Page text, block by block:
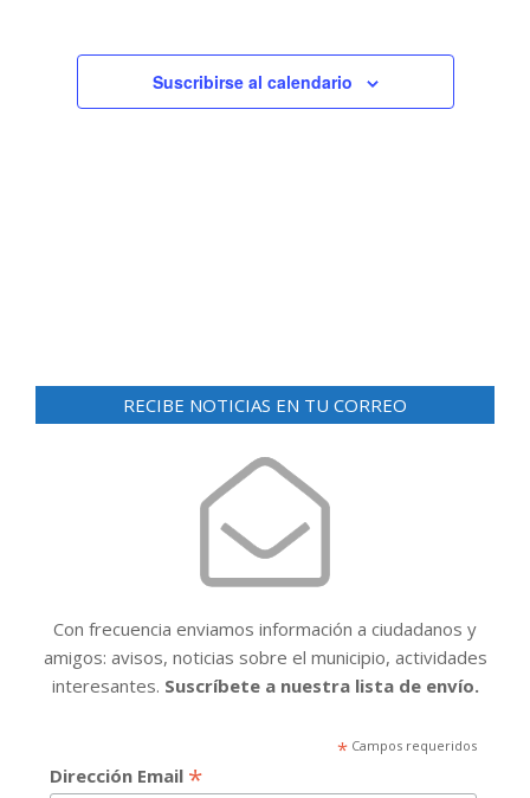
g
a
v
i
i
a
t
o
Suscribirse al calendario
RECIBE NOTICIAS EN TU CORREO
Con frecuencia enviamos información a ciudadanos y
amigos: avisos, noticias sobre el municipio, actividades
interesantes. Suscríbete a nuestra lista de envío.
*Campos requeridos
Dirección Email *